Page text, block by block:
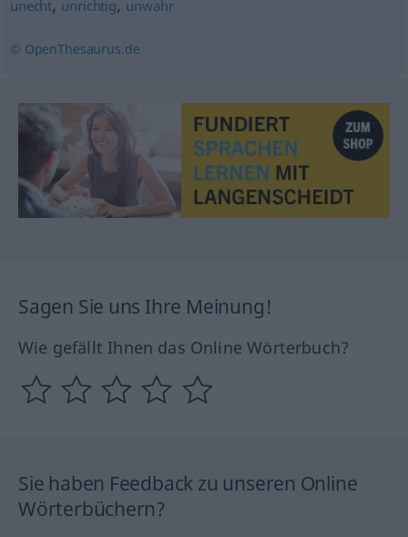
unecht unrichtig unwahr
© OpenThesaurus.de
Sagen Sie uns Ihre Meinung!
Wie gefällt Ihnen das Online Wörterbuch?
Sie haben Feedback zu unseren Online
Wörterbüchern?